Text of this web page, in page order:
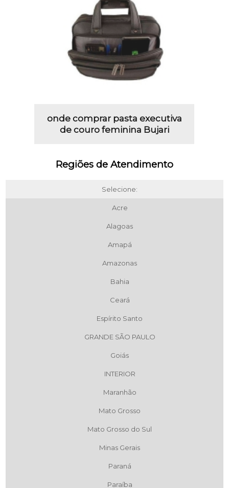
onde comprar pasta executiva
de couro feminina Bujari
Regiões de Atendimento
Selecione:
Acre
Alagoas
Amapá
Amazonas
Bahia
Ceará
Espírito Santo
GRANDE SÃO PAULO
Goiás
INTERIOR
Maranhão
Mato Grosso
Mato Grosso do Sul
Minas Gerais
Paraná
Paraíba